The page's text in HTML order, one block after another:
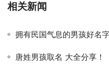
相关新闻
拥有民国气息的男孩好名
唐姓男孩取名 大全分享！